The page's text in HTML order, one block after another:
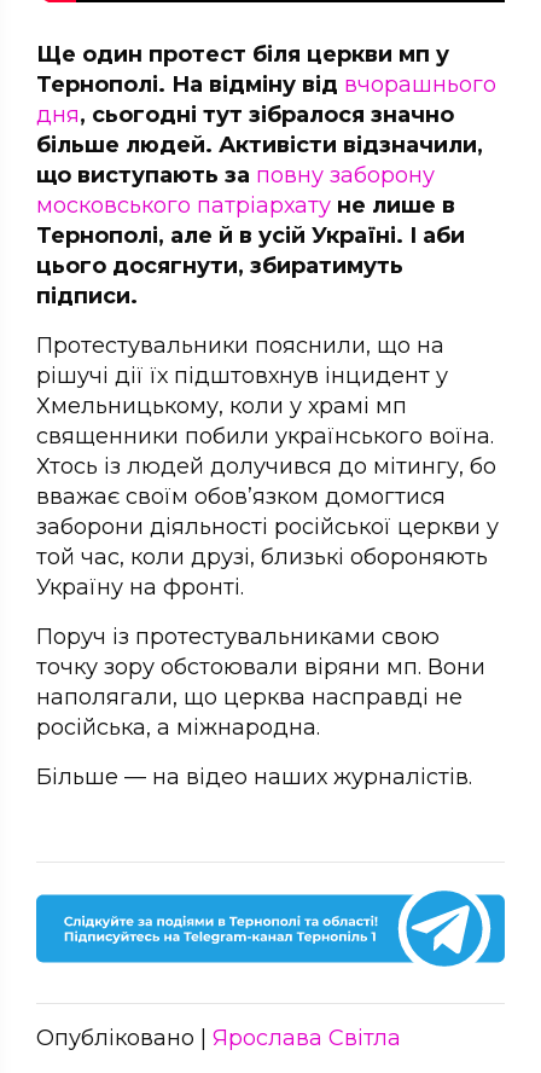
Ще один протест біля церкви мп у
Тернополі. На відміну від вчорашнього
дня, сьогодні тут зібралося значно
більше людей. Активісти відзначили,
що виступають за повну заборону
московського патріархату не лише в
Тернополі, але й в усій Україні. І аби
цього досягнути, збиратимуть
підписи.
Протестувальники пояснили, що на
рішучі дії їх підштовхнув інцидент у
Хмельницькому, коли у храмі мп
священники побили українського воїна.
Хтось із людей долучився до мітингу, бо
вважає своїм обов’язком домогтися
заборони діяльності російської церкви у
той час, коли друзі, близькі обороняють
Україну на фронті.
Поруч із протестувальниками свою
точку зору обстоювали віряни мп. Вони
наполягали, що церква насправді не
російська, а міжнародна.
Більше — на відео наших журналістів.
Опубліковано | Ярослава Світла